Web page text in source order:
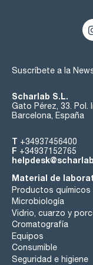
Suscríbete a la
Scharlab S.L.
Gato Pérez, 33. Pol.
Barcelona, España
T +34937456400
F +34937152765
Material de
Productos químicos
Microbiología
Vidrio, cuarzo y
Cromatografía
Equipos
Consumible
Seguridad e higiene